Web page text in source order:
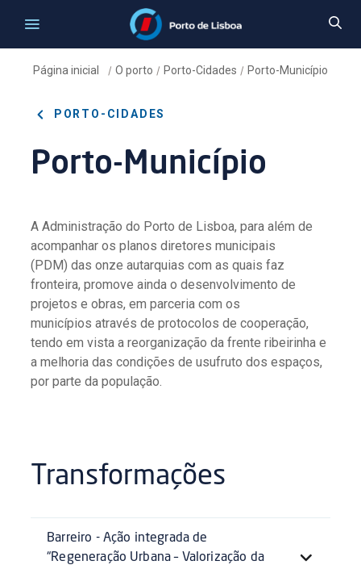
Página inicial / O porto / Porto-Cidades / Porto-Município
PORTO-CIDADES
Porto-Município
A Administração do Porto de Lisboa, para além de
acompanhar os planos diretores municipais
(PDM) das onze autarquias com as quais faz
fronteira, promove ainda o desenvolvimento de
projetos e obras, em parceria com os
municípios através de protocolos de cooperação,
tendo em vista a reorganização da frente ribeirinha e
a melhoria das condições de usufruto dos espaços,
por parte da população.
Transformações
Barreiro - Ação integrada de
“Regeneração Urbana – Valorização da